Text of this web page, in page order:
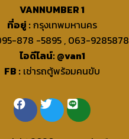
VANNUMBER 1
ที่อยู่ :กรุงเทพมหานคร
878 -5895 , 063-9285878
ไอดีไลน์: @van1
FB : เช่ารถตู้พร้อมคนขับ